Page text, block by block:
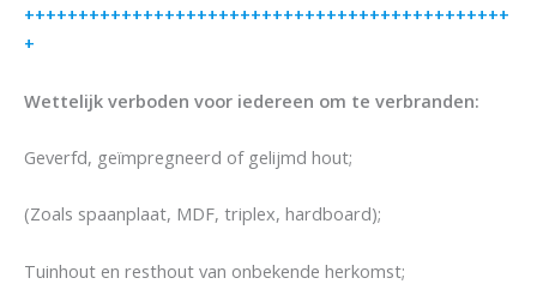
+++++++++++++++++++++++++++++++++++++++++++++
+
Wettelijk verboden voor iedereen om te verbranden:
Geverfd, geïmpregneerd of gelijmd hout;
(Zoals spaanplaat, MDF, triplex, hardboard);
Tuinhout en resthout van onbekende herkomst;